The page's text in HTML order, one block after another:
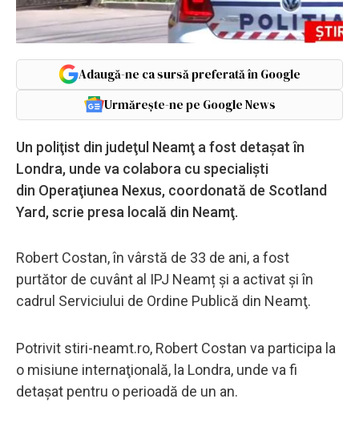
Adaugă-ne ca sursă preferată în Google
Urmărește-ne pe Google News
Un poliţist din judeţul Neamţ a fost detaşat în
Londra, unde va colabora cu specialişti
din Operaţiunea Nexus, coordonată de Scotland
Yard, scrie presa locală din Neamţ.
Robert Costan, în vârstă de 33 de ani, a fost
purtător de cuvânt al IPJ Neamț şi a activat și în
cadrul Serviciului de Ordine Publică din Neamţ.
Potrivit stiri-neamt.ro, Robert Costan va participa la
o misiune internaţională, la Londra, unde va fi
detaşat pentru o perioadă de un an.